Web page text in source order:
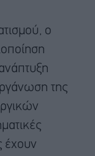
ο
της
έχουν